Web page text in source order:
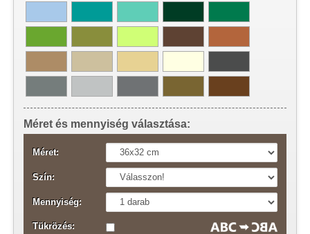
Méret és mennyiség választása:
Méret:
Szín:
Mennyiség:
Tükrözés: